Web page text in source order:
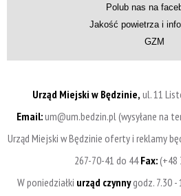
Polub nas na
Jakość powietrza i
GZM
Urząd Miejski w Będzinie, ul. 11
Email:um@um.bedzin.pl (wysyłane na
Urząd Miejski w Będzinie oferty i reklamy
267-70-41 do 44Fax:(+48
W poniedziałki urząd czynnygodz. 7.30 -